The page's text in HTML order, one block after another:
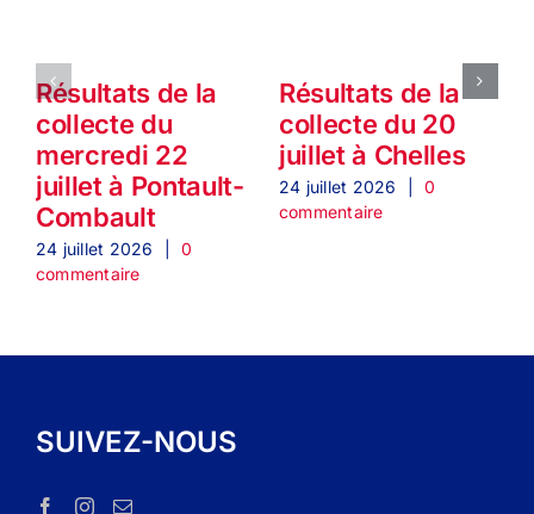
Résultats de la
collecte du
mercredi 22
juillet à Pontault-
Combault
24 juillet 2026
0
commentaire
Résultats de la
collecte du 20
juillet à Chelles
24 juillet 2026
0
commentaire
SUIVEZ-NOUS